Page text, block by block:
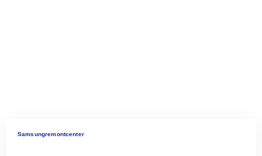
Samsungremontcenter